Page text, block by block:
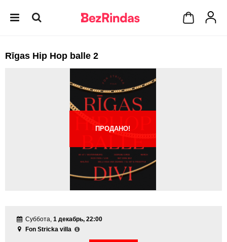
Rīgas Hip Hop balle 2
ПРОДАНО!
Суббота, 1 декабрь, 22:00
Fon Stricka villa